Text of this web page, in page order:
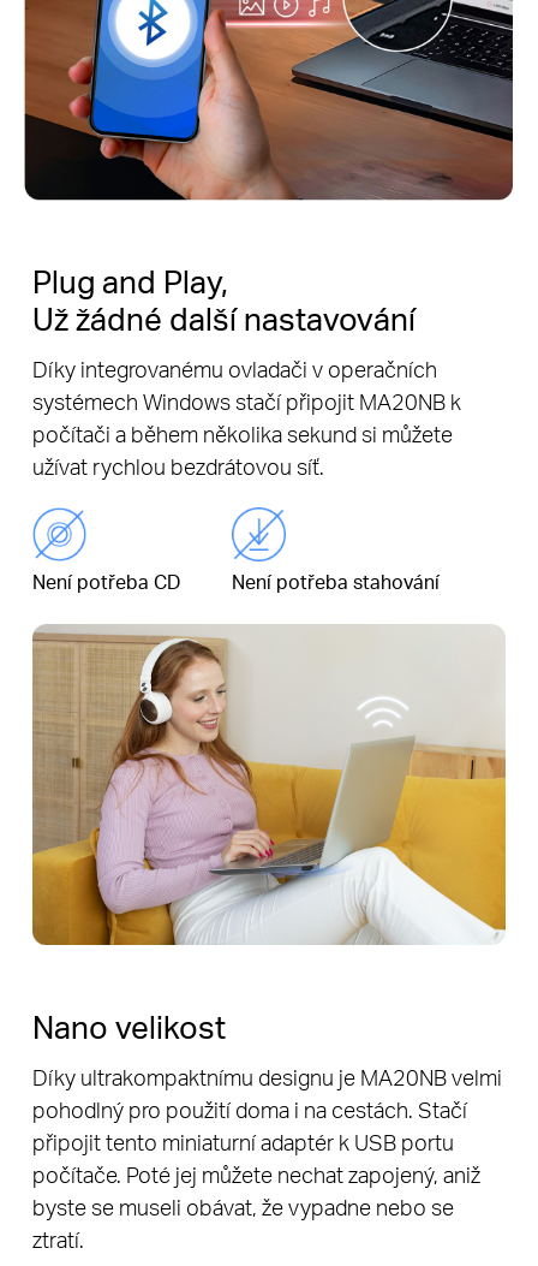
Plug and Play,
Už žádné další nastavování
Díky integrovanému ovladači v operačních
systémech Windows stačí připojit MA20NB k
počítači a během několika sekund si můžete
užívat rychlou bezdrátovou síť.
Není potřeba CD Není potřeba stahování
Nano velikost
Díky ultrakompaktnímu designu je MA20NB velmi
pohodlný pro použití doma i na cestách. Stačí
připojit tento miniaturní adaptér k USB portu
počítače. Poté jej můžete nechat zapojený, aniž
byste se museli obávat, že vypadne nebo se
ztratí.